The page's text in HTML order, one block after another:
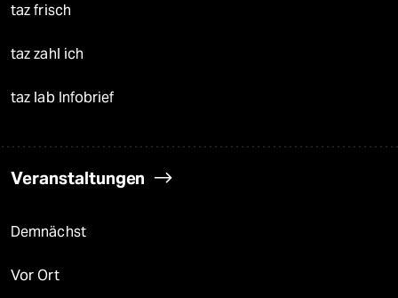
taz frisch
taz zahl ich
taz lab Infobrief
Veranstaltungen
Demnächst
Vor Ort